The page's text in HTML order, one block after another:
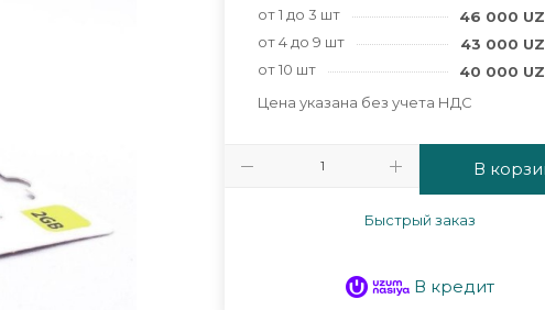
от 1 до 3 шт 46 000
от 4 до 9 шт
43 000
от 10 шт
40 000
Цена указана без учета НДС
В
Быстрый заказ
В кредит